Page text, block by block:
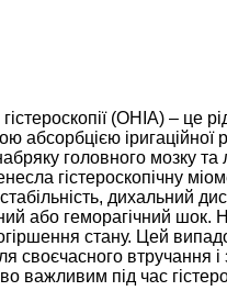
(OHIA) – це
іригаційної
головного мозку та
гістероскопічну
дихальний
або геморагічний шок.
стану. Цей
своєчасного втручання
важливим під час